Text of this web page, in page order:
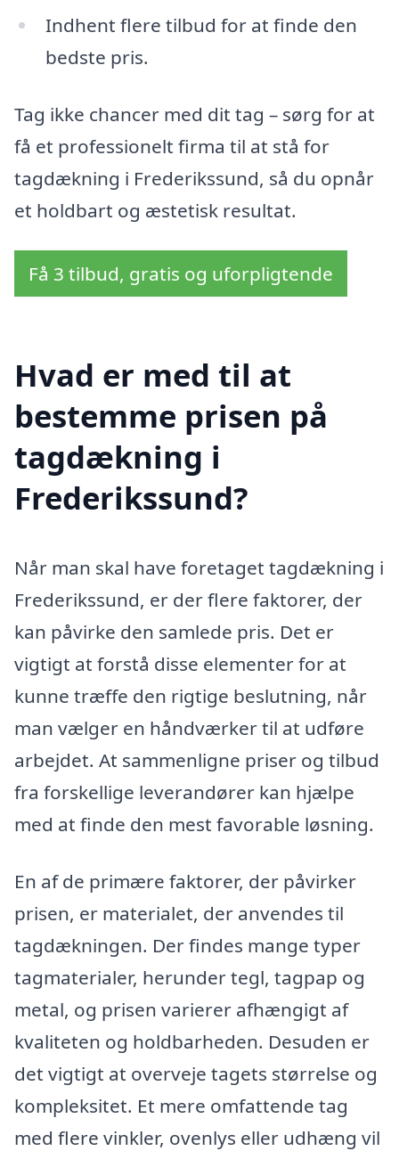
Indhent flere tilbud for at finde den
bedste pris.
Tag ikke chancer med dit tag – sørg for at
få et professionelt firma til at stå for
tagdækning i Frederikssund, så du opnår
et holdbart og æstetisk resultat.
Få 3 tilbud, gratis og uforpligtende
Hvad er med til at
bestemme prisen på
tagdækning i
Frederikssund?
Når man skal have foretaget tagdækning i
Frederikssund, er der flere faktorer, der
kan påvirke den samlede pris. Det er
vigtigt at forstå disse elementer for at
kunne træffe den rigtige beslutning, når
man vælger en håndværker til at udføre
arbejdet. At sammenligne priser og tilbud
fra forskellige leverandører kan hjælpe
med at finde den mest favorable løsning.
En af de primære faktorer, der påvirker
prisen, er materialet, der anvendes til
tagdækningen. Der findes mange typer
tagmaterialer, herunder tegl, tagpap og
metal, og prisen varierer afhængigt af
kvaliteten og holdbarheden. Desuden er
det vigtigt at overveje tagets størrelse og
kompleksitet. Et mere omfattende tag
med flere vinkler, ovenlys eller udhæng vil